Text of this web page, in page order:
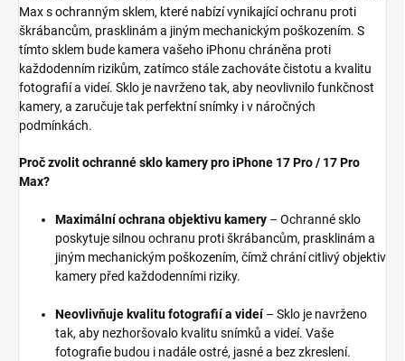
Max s ochranným sklem, které nabízí vynikající ochranu proti
škrábancům, prasklinám a jiným mechanickým poškozením. S
tímto sklem bude kamera vašeho iPhonu chráněna proti
každodenním rizikům, zatímco stále zachováte čistotu a kvalitu
fotografií a videí. Sklo je navrženo tak, aby neovlivnilo funkčnost
kamery, a zaručuje tak perfektní snímky i v náročných
podmínkách.
Proč zvolit ochranné sklo kamery pro iPhone 17 Pro / 17 Pro
Max?
Maximální ochrana objektivu kamery – Ochranné sklo
poskytuje silnou ochranu proti škrábancům, prasklinám a
jiným mechanickým poškozením, čímž chrání citlivý objektiv
kamery před každodenními riziky.
Neovlivňuje kvalitu fotografií a videí– Sklo je navrženo
tak, aby nezhoršovalo kvalitu snímků a videí. Vaše
fotografie budou i nadále ostré, jasné a bez zkreslení.